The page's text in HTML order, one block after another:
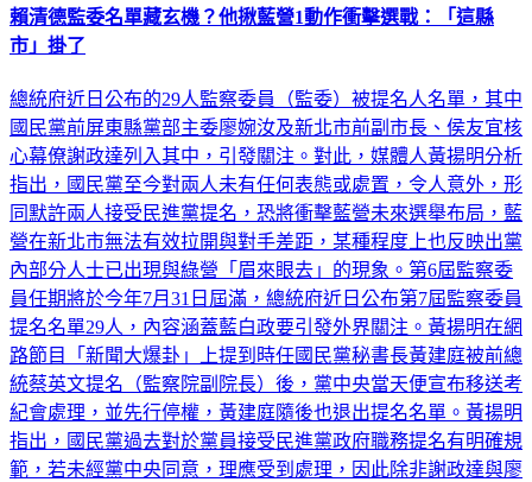
賴清德監委名單藏玄機？他揪藍營1動作衝擊選戰：「這縣
市」掛了
總統府近日公布的29人監察委員（監委）被提名人名單，其中
國民黨前屏東縣黨部主委廖婉汝及新北市前副市長、侯友宜核
心幕僚謝政達列入其中，引發關注。對此，媒體人黃揚明分析
指出，國民黨至今對兩人未有任何表態或處置，令人意外，形
同默許兩人接受民進黨提名，恐將衝擊藍營未來選舉布局，藍
營在新北市無法有效拉開與對手差距，某種程度上也反映出黨
內部分人士已出現與綠營「眉來眼去」的現象。第6屆監察委
員任期將於今年7月31日屆滿，總統府近日公布第7屆監察委員
提名名單29人，內容涵蓋藍白政要引發外界關注。黃揚明在網
路節目「新聞大爆卦」上提到時任國民黨秘書長黃建庭被前總
統蔡英文提名（監察院副院長）後，黨中央當天便宣布移送考
紀會處理，並先行停權，黃建庭隨後也退出提名名單。黃揚明
指出，國民黨過去對於黨員接受民進黨政府職務提名有明確規
範，若未經黨中央同意，理應受到處理，因此除非謝政達與廖